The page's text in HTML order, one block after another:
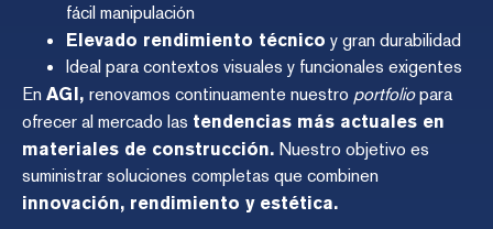
fácil manipulación
Elevado rendimiento técnico y gran durabilidad
Ideal para contextos visuales y funcionales exigentes
En AGI, renovamos continuamente nuestro portfoliopara
ofrecer al mercado las tendencias más actuales en
materiales de construcción. Nuestro objetivo es
suministrar soluciones completas que combinen
innovación, rendimiento y estética.